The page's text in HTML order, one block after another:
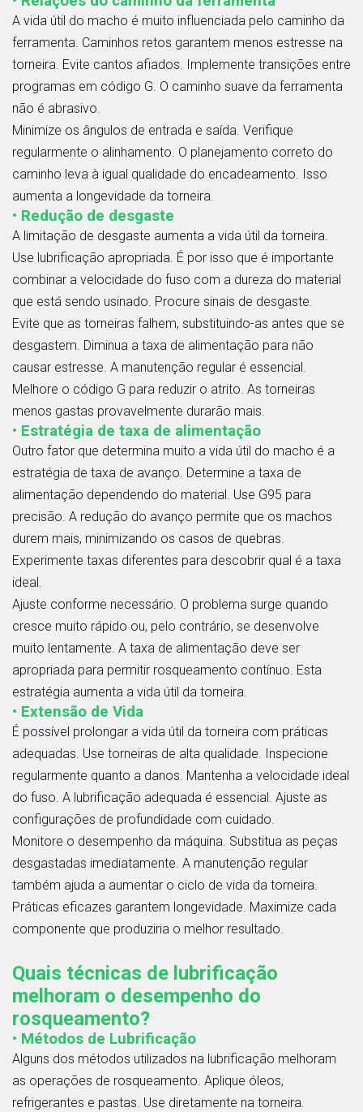
A vida útil do macho é muito influenciada pelo caminho da
ferramenta. Caminhos retos garantem menos estresse na
torneira. Evite cantos afiados. Implemente transições entre
programas em código G. O caminho suave da ferramenta
não é abrasivo.
Minimize os ângulos de entrada e saída. Verifique
regularmente o alinhamento. O planejamento correto do
caminho leva à igual qualidade do encadeamento. Isso
aumenta a longevidade da torneira.
• Redução de desgaste
A limitação de desgaste aumenta a vida útil da torneira.
Use lubrificação apropriada. É por isso que é importante
combinar a velocidade do fuso com a dureza do material
que está sendo usinado. Procure sinais de desgaste.
Evite que as torneiras falhem, substituindo-as antes que se
desgastem. Diminua a taxa de alimentação para não
causar estresse. A manutenção regular é essencial.
Melhore o código G para reduzir o atrito. As torneiras
menos gastas provavelmente durarão mais.
• Estratégia de taxa de alimentação
Outro fator que determina muito a vida útil do macho é a
estratégia de taxa de avanço. Determine a taxa de
alimentação dependendo do material. Use G95 para
precisão. A redução do avanço permite que os machos
durem mais, minimizando os casos de quebras.
Experimente taxas diferentes para descobrir qual é a taxa
ideal.
Ajuste conforme necessário. O problema surge quando
cresce muito rápido ou, pelo contrário, se desenvolve
muito lentamente. A taxa de alimentação deve ser
apropriada para permitir rosqueamento contínuo. Esta
estratégia aumenta a vida útil da torneira.
• Extensão de Vida
É possível prolongar a vida útil da torneira com práticas
adequadas. Use torneiras de alta qualidade. Inspecione
regularmente quanto a danos. Mantenha a velocidade ideal
do fuso. A lubrificação adequada é essencial. Ajuste as
configurações de profundidade com cuidado.
Monitore o desempenho da máquina. Substitua as peças
desgastadas imediatamente. A manutenção regular
também ajuda a aumentar o ciclo de vida da torneira.
Práticas eficazes garantem longevidade. Maximize cada
componente que produziria o melhor resultado.
Quais técnicas de lubrificação
melhoram o desempenho do
rosqueamento?
• Métodos de Lubrificação
Alguns dos métodos utilizados na lubrificação melhoram
as operações de rosqueamento. Aplique óleos,
refrigerantes e pastas. Use diretamente na torneira.